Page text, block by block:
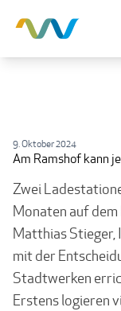
9. Oktober 2024
Am Ramshof kann
Zwei
Monaten auf
Matthias Stieger,
mit der
Stadtwerken
Erstens logieren